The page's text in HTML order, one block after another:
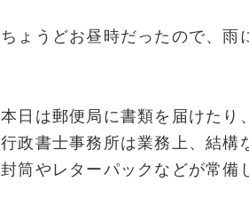
ちょうどお昼時だったので、雨
本日は郵便局に書類を届けたり
行政書士事務所は業務上、結構
封筒やレターパックなどが常備